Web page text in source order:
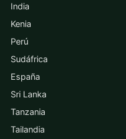
India
Kenia
Perú
Sudáfrica
España
Sri Lanka
Tanzania
Tailandia